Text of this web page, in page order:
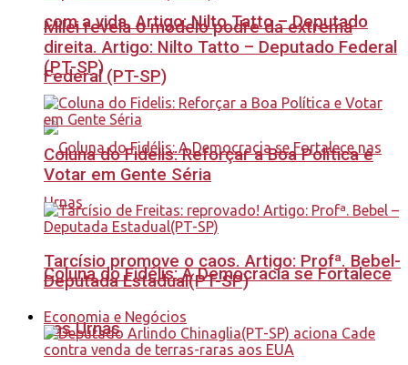
com a vida. Artigo: Nilto Tatto – Deputado
Federal (PT-SP)
Coluna do Fidélis: A Democracia se Fortalece
nas Urnas
Milei revela o modelo podre da extrema
direita. Artigo: Nilto Tatto – Deputado Federal
(PT-SP)
Coluna do Fidelis: Reforçar a Boa Política e
Votar em Gente Séria
Tarcísio promove o caos. Artigo: Profª. Bebel-
Deputada Estadual(PT-SP)
Economia e Negócios